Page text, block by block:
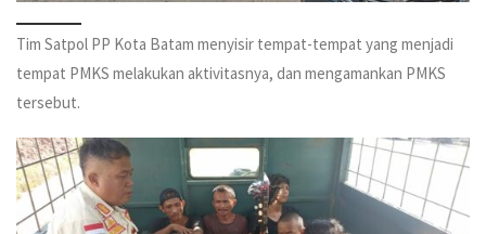
Tim Satpol PP Kota Batam menyisir tempat-tempat yang menjadi
tempat PMKS melakukan aktivitasnya, dan mengamankan PMKS
tersebut.